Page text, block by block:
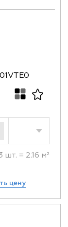
шт. = 2.16 м²
цену